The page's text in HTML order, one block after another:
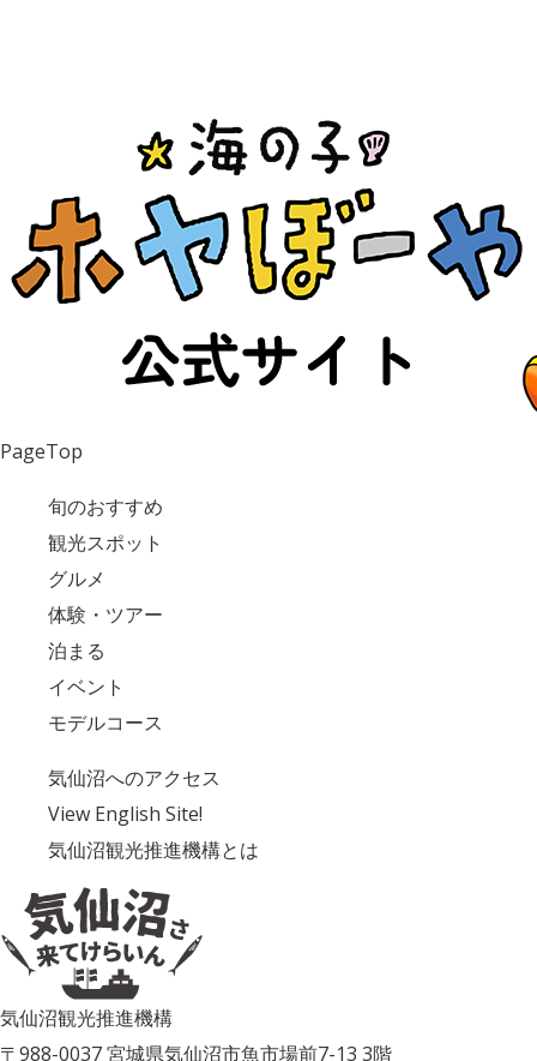
PageTop
旬のおすすめ
観光スポット
グルメ
体験・ツアー
泊まる
イベント
モデルコース
気仙沼へのアクセス
View English Site!
気仙沼観光推進機構とは
気仙沼観光推進機構
〒988-0037 宮城県気仙沼市魚市場前7-13 3階